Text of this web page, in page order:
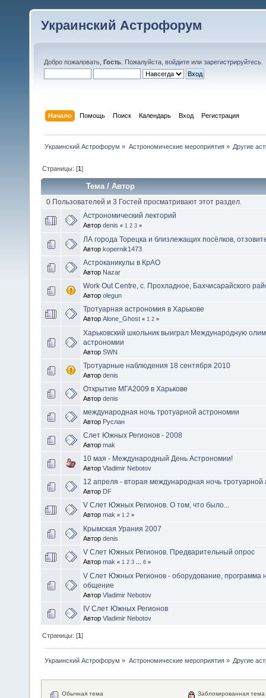
Украинский Астрофорум
Добро пожаловать, Гость . Пожалуйста, войдите или зарегистрируйтесь
Начало Помощь Поиск Календарь Вход Регистрация
Украинский Астрофорум » Астрономические мероприятия» Другие
Страницы: [1]
Тема/Автор
0 Пользователей и 3 Гостей просматривают этот раздел.
Астрономический лекторий
Автор denis « 1 2 3 »
ЛА города Торецка и близлежащих посёлков,
Автор kopernik1473
Астроканикулы в КрАО
Автор Nazar
Work Out Centre, с. Прохладное, Бахчисарайского
Автор olegun
Тротуарная астрономия в Харькове
Автор Alone_Ghost « 1 2 »
Харьковский школьник выиграл Международную
астрономии
Автор SWN
Тротуарные наблюдения 18 сентября 2010
Автор denis
Открытие МГА2009 в Харькове
Автор denis
международная ночь тротуарной астрономии
Автор Руслан
Слет Южных Регионов - 2008
Автор mak
10 мая - Международный День Астрономии!
Автор Vladimir Nebotov
12 апреля - вторая международная ночь тротуарной
Автор DF
V Слет Южных Регионов. О том, что было...
Автор mak « 1 2 »
Крымская Урания 2007
Автор denis
V Слет Южных Регионов. Предварительный опрос
Автор mak « 1 2 3 6 »
V Слет Южных Регионов - оборудование, программа
общение
Автор Vladimir Nebotov
IV Слет Южных Регионов
Автор Vladimir Nebotov
Страницы: [1]
Украинский Астрофорум » Астрономические мероприятия» Другие
Обычная тема
Заблокированная тема